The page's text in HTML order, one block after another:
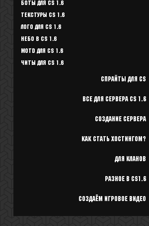
Боты для CS 1.6
Текстуры Cs 1.6
Лого для CS 1.6
Небо в CS 1.6
Motd для CS 1.6
Читы для CS 1.6
Спрайты для cs
Все для Сервера CS 1.6
Создание сервера
Как стать хостингом?
Для кланов
Разное в cs1.6
Создаём игровое видео